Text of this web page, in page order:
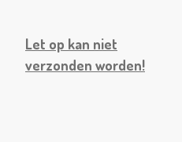
Let op kan niet
verzonden worden!